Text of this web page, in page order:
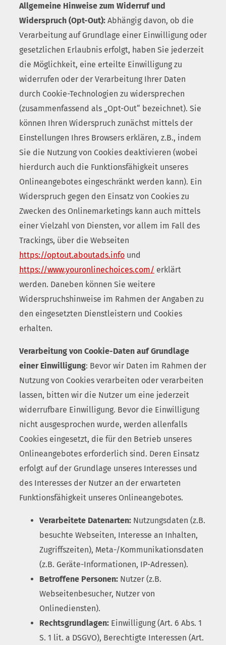
Allgemeine Hinweise zum Widerruf und
Widerspruch (Opt-Out): Abhängig davon, ob die
Verarbeitung auf Grundlage einer Einwilligung oder
gesetzlichen Erlaubnis erfolgt, haben Sie jederzeit
die Möglichkeit, eine erteilte Einwilligung zu
widerrufen oder der Verarbeitung Ihrer Daten
durch Cookie-Technologien zu widersprechen
(zusammenfassend als „Opt-Out“ bezeichnet). Sie
können Ihren Widerspruch zunächst mittels der
Einstellungen Ihres Browsers erklären, z.B., indem
Sie die Nutzung von Cookies deaktivieren (wobei
hierdurch auch die Funktionsfähigkeit unseres
Onlineangebotes eingeschränkt werden kann). Ein
Widerspruch gegen den Einsatz von Cookies zu
Zwecken des Onlinemarketings kann auch mittels
einer Vielzahl von Diensten, vor allem im Fall des
Trackings, über die Webseiten
https://optout.aboutads.info und
https://www.youronlinechoices.com/ erklärt
werden. Daneben können Sie weitere
Widerspruchshinweise im Rahmen der Angaben zu
den eingesetzten Dienstleistern und Cookies
erhalten.
Verarbeitung von Cookie-Daten auf Grundlage
einer Einwilligung: Bevor wir Daten im Rahmen der
Nutzung von Cookies verarbeiten oder verarbeiten
lassen, bitten wir die Nutzer um eine jederzeit
widerrufbare Einwilligung. Bevor die Einwilligung
nicht ausgesprochen wurde, werden allenfalls
Cookies eingesetzt, die für den Betrieb unseres
Onlineangebotes erforderlich sind. Deren Einsatz
erfolgt auf der Grundlage unseres Interesses und
des Interesses der Nutzer an der erwarteten
Funktionsfähigkeit unseres Onlineangebotes.
Verarbeitete Datenarten: Nutzungsdaten (z.B.
besuchte Webseiten, Interesse an Inhalten,
Zugriffszeiten), Meta-/Kommunikationsdaten
(z.B. Geräte-Informationen, IP-Adressen).
Betroffene Personen: Nutzer (z.B.
Webseitenbesucher, Nutzer von
Onlinediensten).
Rechtsgrundlagen: Einwilligung (Art. 6 Abs. 1
S. 1 lit. a DSGVO), Berechtigte Interessen (Art.